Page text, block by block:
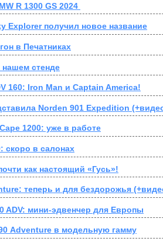
R 1300 GS 2024
Explorer получил новое название
в Печатниках
нашем стенде
160: Iron Man и Captain America!
Norden 901 Expedition
1200: уже в работе
скоро в салонах
как настоящий «Гусь»!
теперь и для бездорожья
ADV: мини-эдвенчер для Европы
Adventure в модельную гамму